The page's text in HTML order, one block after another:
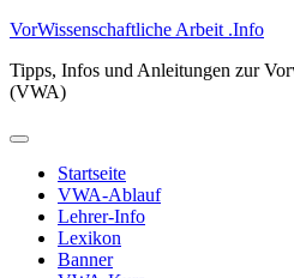
Zum
springen
VorWissenschaftliche Arbeit .Info
Tipps, Infos und Anleitungen zur
(VWA)
Primäres
Startseite
VWA-Ablauf
Lehrer-Info
Lexikon
Banner